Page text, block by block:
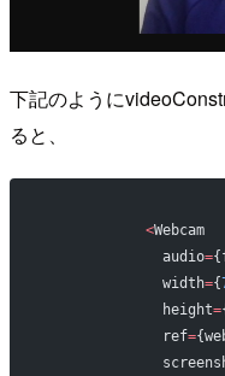
下記のように
ると、
            <
Webcam
              audio
=
              width
={
              height
=
              ref
=